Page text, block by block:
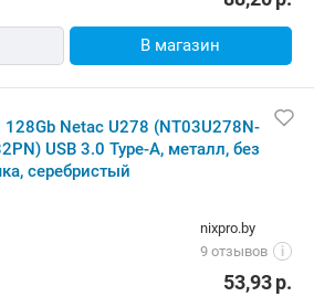
В магазин
128Gb Netac U278 (NT03U278N-
USB 3.0 Type-A, металл, без
серебристый
nixpro.by
9 отзывов
i
53,93р.